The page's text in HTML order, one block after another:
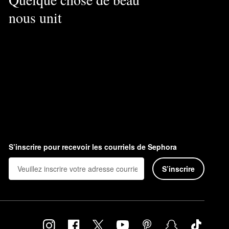
nous unit
S’inscrire pour recevoir les courriels de Sephora
S’inscrire